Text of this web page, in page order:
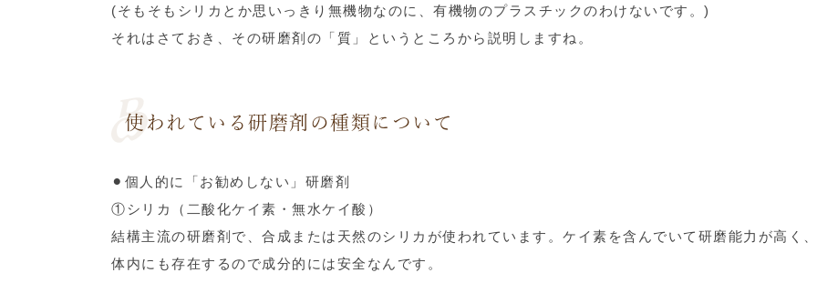
(そもそもシリカとか思いっきり無機物なのに、有機物のプラスチックのわけないです。)
それはさておき、その研磨剤の「質」というところから説明しますね。
使われている研磨剤の種類について
⚫︎個人的に「お勧めしない」研磨剤
①シリカ（二酸化ケイ素・無水ケイ酸）
結構主流の研磨剤で、合成または天然のシリカが使われています。ケイ素を含んでいて研磨能力が高く、
体内にも存在するので成分的には安全なんです。